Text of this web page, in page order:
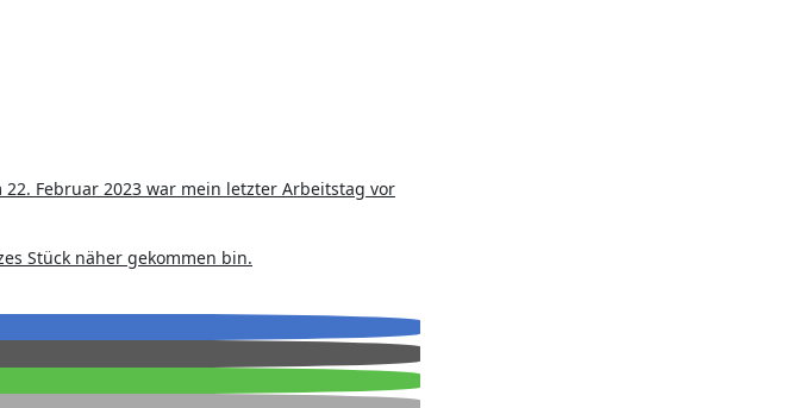
Februar 2023 war mein letzter Arbeitstag vor
Stück näher gekommen bin.